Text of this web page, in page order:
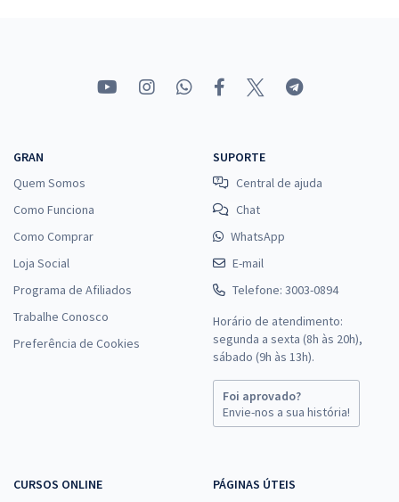
à vista
25,99
Economize R$ 77,98 (-20%)
Comprar
GRAN
Quem Somos
Como Funciona
Como Comprar
Loja Social
Programa de Afiliados
Trabalhe Conosco
Preferência de Cookies
SUPORTE
Central de ajuda
Chat
WhatsApp
E-mail
Telefone: 3003-0894
Horário de atendimento:
segunda a sexta (8h às 20h),
sábado (9h às 13h).
Foi aprovado?
Envie-nos a sua história!
CURSOS ONLINE
PÁGINAS ÚTEIS